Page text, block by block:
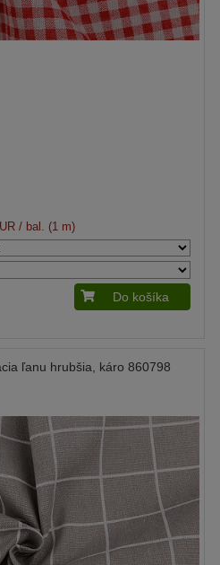
/ bal. (1 m)
Do košíka
ľanu hrubšia, káro 860798